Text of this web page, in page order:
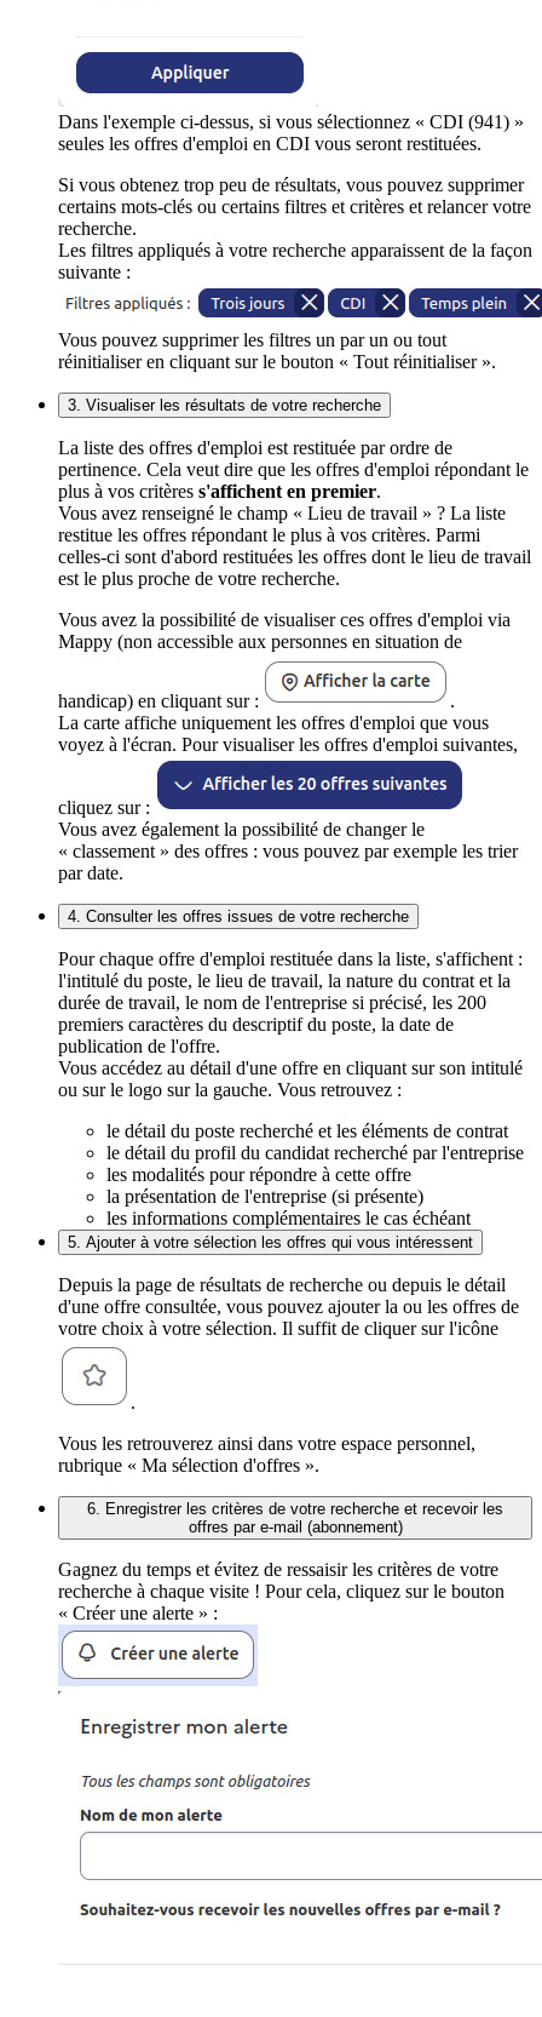
Dans l'exemple ci-dessus, si vous sélectionnez « CDI (941) »
seules les offres d'emploi en CDI vous seront restituées.
Si vous obtenez trop peu de résultats, vous pouvez supprimer
certains mots-clés ou certains filtres et critères et relancer votre
recherche.
Les filtres appliqués à votre recherche apparaissent de la façon
suivante :
Vous pouvez supprimer les filtres un par un ou tout
réinitialiser en cliquant sur le bouton « Tout réinitialiser ».
3. Visualiser les résultats de votre recherche
La liste des offres d'emploi est restituée par ordre de
pertinence. Cela veut dire que les offres d'emploi répondant le
plus à vos critères s'affichent en premier.
Vous avez renseigné le champ « Lieu de travail » ? La liste
restitue les offres répondant le plus à vos critères. Parmi
celles-ci sont d'abord restituées les offres dont le lieu de travail
est le plus proche de votre recherche.
Vous avez la possibilité de visualiser ces offres d'emploi via
Mappy (non accessible aux personnes en situation de
handicap) en cliquant sur :
.
La carte affiche uniquement les offres d'emploi que vous
voyez à l'écran. Pour visualiser les offres d'emploi suivantes,
cliquez sur :
Vous avez également la possibilité de changer le
« classement » des offres : vous pouvez par exemple les trier
par date.
4. Consulter les offres issues de votre recherche
Pour chaque offre d'emploi restituée dans la liste, s'affichent :
l'intitulé du poste, le lieu de travail, la nature du contrat et la
durée de travail, le nom de l'entreprise si précisé, les 200
premiers caractères du descriptif du poste, la date de
publication de l'offre.
Vous accédez au détail d'une offre en cliquant sur son intitulé
ou sur le logo sur la gauche. Vous retrouvez :
le détail du poste recherché et les éléments de contrat
le détail du profil du candidat recherché par l'entreprise
les modalités pour répondre à cette offre
la présentation de l'entreprise (si présente)
les informations complémentaires le cas échéant
5. Ajouter à votre sélection les offres qui vous intéressent
Depuis la page de résultats de recherche ou depuis le détail
d'une offre consultée, vous pouvez ajouter la ou les offres de
votre choix à votre sélection. Il suffit de cliquer sur l'icône
.
Vous les retrouverez ainsi dans votre espace personnel,
rubrique « Ma sélection d'offres ».
6. Enregistrer les critères de votre recherche et recevoir les
offres par e-mail (abonnement)
Gagnez du temps et évitez de ressaisir les critères de votre
recherche à chaque visite ! Pour cela, cliquez sur le bouton
« Créer une alerte » :